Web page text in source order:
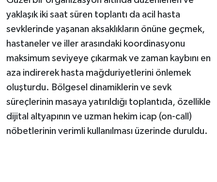
yaklaşık iki saat süren toplantı da acil hasta
sevklerinde yaşanan aksaklıkların önüne geçmek,
hastaneler ve iller arasındaki koordinasyonu
maksimum seviyeye çıkarmak ve zaman kaybını en
aza indirerek hasta mağduriyetlerini önlemek
oluşturdu. Bölgesel dinamiklerin ve sevk
süreçlerinin masaya yatırıldığı toplantıda, özellikle
dijital altyapının ve uzman hekim icap (on-call)
nöbetlerinin verimli kullanılması üzerinde duruldu.